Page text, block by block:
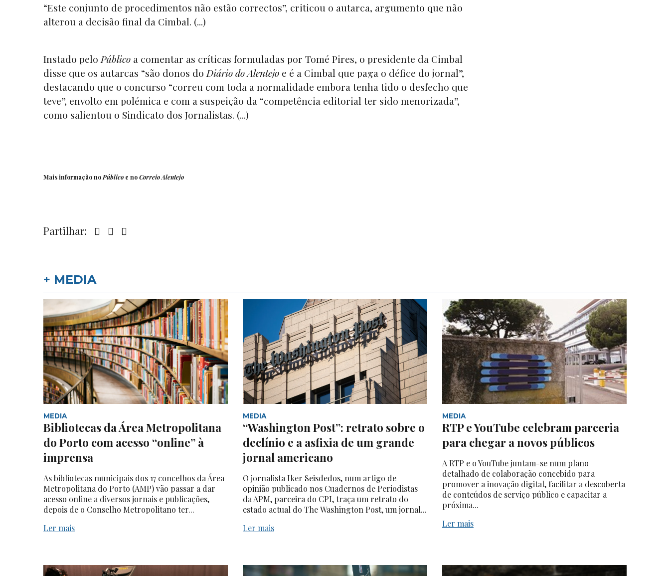
“Este conjunto de procedimentos não estão correctos”, criticou o autarca, argumento que não
alterou a decisão final da Cimbal. (...)
Instado pelo Público a comentar as críticas formuladas por Tomé Pires, o presidente da Cimbal
disse que os autarcas “são donos do Diário do Alentejo e é a Cimbal que paga o défice do jornal”,
destacando que o concurso “correu com toda a normalidade embora tenha tido o desfecho que
teve”, envolto em polémica e com a suspeição da “competência editorial ter sido menorizada”,
como salientou o Sindicato dos Jornalistas. (...)
Mais informação noPúblico e noCorreio Alentejo
Partilhar:
+ MEDIA
MEDIA
Bibliotecas da Área Metropolitana
do Porto com acesso “online” à
imprensa
As bibliotecas municipais dos 17 concelhos da Área
Metropolitana do Porto (AMP) vão passar a dar
acesso online a diversos jornais e publicações,
depois de o Conselho Metropolitano ter...
Ler mais
MEDIA
“Washington Post”: retrato sobre o
declínio e a asfixia de um grande
jornal americano
O jornalista Iker Seisdedos, num artigo de
opinião publicado nos Cuadernos de Periodistas
da APM, parceira do CPI, traça um retrato do
estado actual do The Washington Post, um jornal...
Ler mais
MEDIA
RTP e YouTube celebram parceria
para chegar a novos públicos
A RTP e o YouTube juntam-se num plano
detalhado de colaboração concebido para
promover a inovação digital, facilitar a descoberta
de conteúdos de serviço público e capacitar a
próxima...
Ler mais